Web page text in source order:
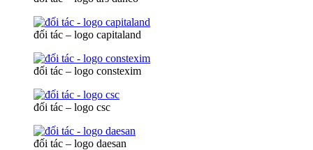
đối tác – logo capitaland
đối tác – logo constexim
đối tác – logo csc
đối tác – logo daesan